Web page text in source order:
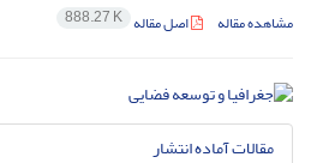
مشاهده مقاله اصل مقاله 888.27 K
مقالات آماده انتشار